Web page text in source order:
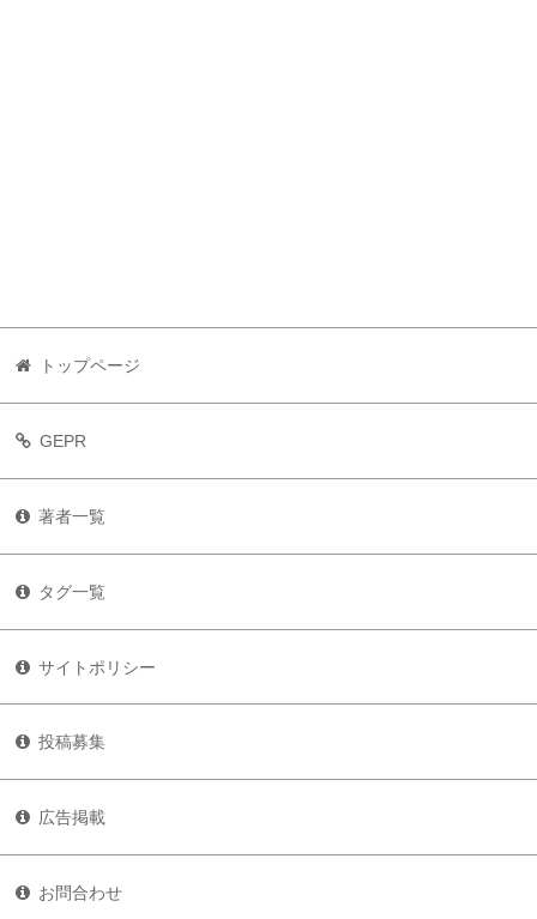
トップページ
GEPR
著者一覧
タグ一覧
サイトポリシー
投稿募集
広告掲載
お問合わせ